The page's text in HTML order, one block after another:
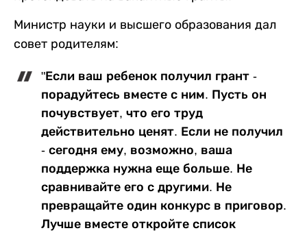
Министр науки и высшего образования дал
совет родителям:
"Если ваш ребенок получил грант -
порадуйтесь вместе с ним. Пусть он
почувствует, что его труд
действительно ценят. Если не получил
- сегодня ему, возможно, ваша
поддержка нужна еще больше. Не
сравнивайте его с другими. Не
превращайте один конкурс в приговор.
Лучше вместе откройте список